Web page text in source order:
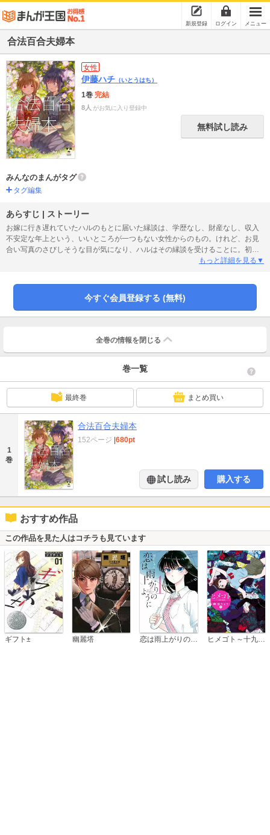
新規登録 ログイン メニュー
合法百合夫婦本
女性
伊藤ハチ （いとうはち）
1巻 完結
8人 がお気に入り登録中
無料試し読み
みんなのまんがタグ
タグ編集
あらすじ | ストーリー
お嫁に行き遅れていたハルのもとに届いた縁談は、学歴なし、財産なし、収入
不安定な年上という、いいところが一つもない女性からのもの。けれど、お見
合い写真のさびしそうな目が気になり、ハルはその縁談を受けることに。初恋
もまだなハルは、結婚のお相手「先生」との距離感に戸惑うばかりですが、結
もっと詳細を見る▼
今すぐ会員登録する (無料)
全巻の情報を 閉じる
巻一覧
最終巻 まとめ買い
1
巻
合法百合夫婦本
152ページ |680pt
試し読み 購入する
おすすめ作品
この作品を見た人はコチラも見ています
ギフト± 幽麗塔 ヒメゴト～十九歳の制服～